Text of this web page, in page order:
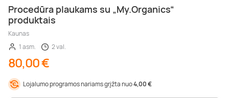
Procedūra plaukams su „My.Organics“
produktais
Kaunas
1 asm.
2 val.
80,00 €
Lojalumo programos nariams grįžta nuo4,00 €